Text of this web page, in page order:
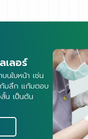
เลอร์
นใบหน้า เช่น
มลึก แก้มตอบ
น เป็นต้น